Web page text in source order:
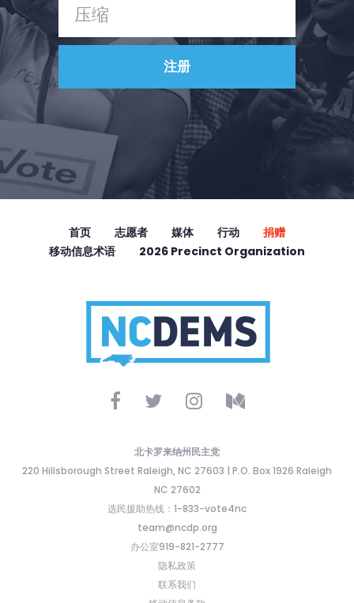
首页 志愿者 媒体 行动
捐赠
移动信息术语
2026 Precinct Organization
北卡罗来纳州民主党
220 Hillsborough Street Raleigh, NC 27603 | P.O. Box 1926 Raleigh
NC 27602
选民援助热线：1-833-vote4nc
team@ncdp.org
办公室919-821-2777
隐私政策
联系我们